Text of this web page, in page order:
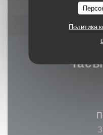
Политика